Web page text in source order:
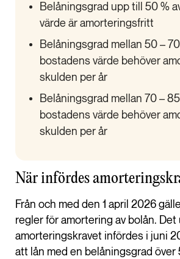
Belåningsgrad upp till 50 %
värde är amorteringsfritt
Belåningsgrad mellan 50 –
bostadens värde behöver
skulden per år
Belåningsgrad mellan 70 –
bostadens värde behöver
skulden per år
När infördes
Från och med den 1 april 2026
regler för amortering av bolån.
amorteringskravet infördes i juni
att lån med en belåningsgrad över